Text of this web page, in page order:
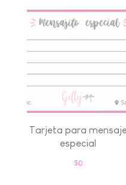
Tarjeta para
especial
$0